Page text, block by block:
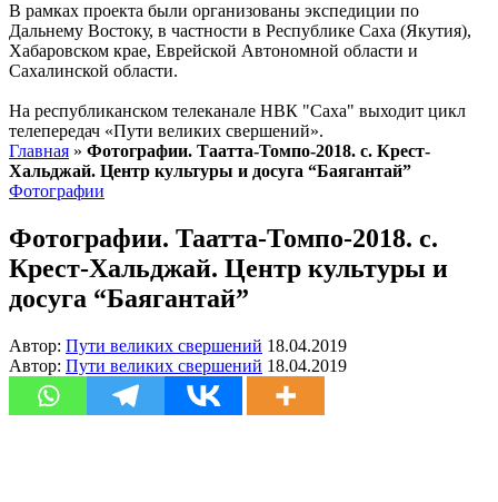
В рамках проекта были организованы экспедиции по
Дальнему Востоку, в частности в Республике Саха (Якутия),
Хабаровском крае, Еврейской Автономной области и
Сахалинской области.
На республиканском телеканале НВК "Саха" выходит цикл
телепередач «Пути великих свершений».
Главная » Фотографии. Таатта-Томпо-2018. с. Крест-
Хальджай. Центр культуры и досуга “Баягантай”
Фотографии
Фотографии. Таатта-Томпо-2018. с.
Крест-Хальджай. Центр культуры и
досуга “Баягантай”
Автор: Пути великих свершений 18.04.2019
Автор: Пути великих свершений 18.04.2019